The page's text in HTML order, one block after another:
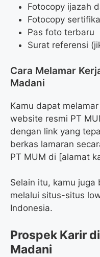
Fotocopy ijazah
Fotocopy
Pas foto terbaru
Surat referensi
Cara Melamar
Madani
Kamu dapat
website resmi PT
dengan link yang
berkas lamaran
PT MUM di [alamat
Selain itu, kamu juga
melalui situs-situs
Indonesia.
Prospek Karir
Madani